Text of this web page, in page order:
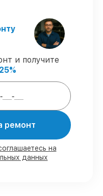
–
работ без
– все
с
заказчика
для
или быстро
и получите
ремонт
на
данных